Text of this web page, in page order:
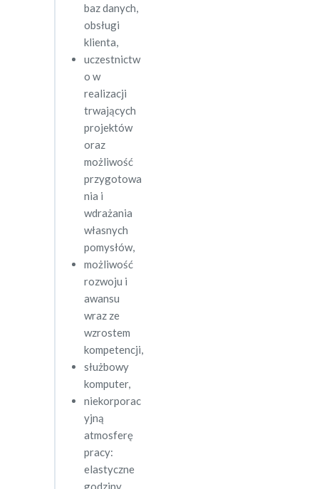
baz danych,
obsługi
klienta,
uczestnictw
o w
realizacji
trwających
projektów
oraz
możliwość
przygotowa
nia i
wdrażania
własnych
pomysłów,
możliwość
rozwoju i
awansu
wraz ze
wzrostem
kompetencji,
służbowy
komputer,
niekorporac
yjną
atmosferę
pracy:
elastyczne
godziny